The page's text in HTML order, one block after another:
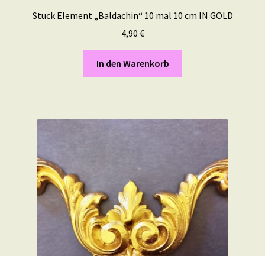
Stuck Element „Baldachin“ 10 mal 10 cm IN GOLD
4,90 €
In den Warenkorb